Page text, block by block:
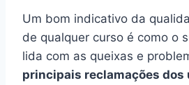
Um bom indicativo da
de qualquer curso é como o
lida com as queixas e
principais reclamações dos